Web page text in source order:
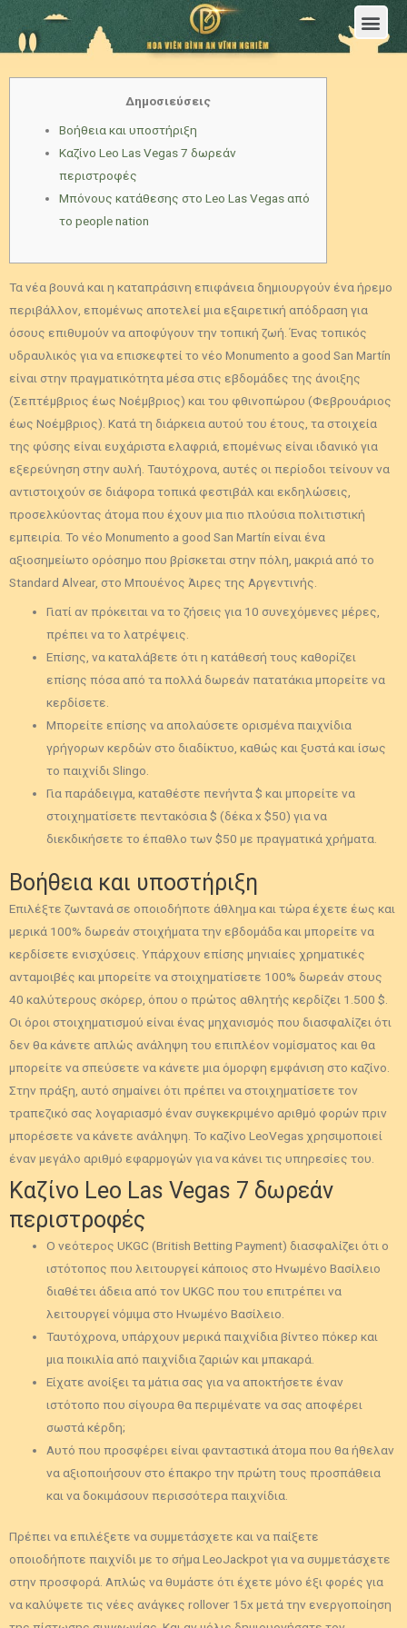
Δημοσιεύσεις
Βοήθεια και υποστήριξη
Καζίνο Leo Las Vegas 7 δωρεάν
περιστροφές
Μπόνους κατάθεσης στο Leo Las Vegas από
το people nation
Τα νέα βουνά και η καταπράσινη επιφάνεια δημιουργούν ένα ήρεμο
περιβάλλον, επομένως αποτελεί μια εξαιρετική απόδραση για
όσους επιθυμούν να αποφύγουν την τοπική ζωή.Ένας τοπικός
υδραυλικός για να επισκεφτεί το νέο Monumento a good San Martín
είναι στην πραγματικότητα μέσα στις εβδομάδες της άνοιξης
(Σεπτέμβριος έως Νοέμβριος) και του φθινοπώρου (Φεβρουάριος
έως Νοέμβριος). Κατά τη διάρκεια αυτού του έτους, τα στοιχεία
της φύσης είναι ευχάριστα ελαφριά, επομένως είναι ιδανικό για
εξερεύνηση στην αυλή. Ταυτόχρονα, αυτές οι περίοδοι τείνουν να
αντιστοιχούν σε διάφορα τοπικά φεστιβάλ και εκδηλώσεις,
προσελκύοντας άτομα που έχουν μια πιο πλούσια πολιτιστική
εμπειρία. Το νέο Monumento a good San Martín είναι ένα
αξιοσημείωτο ορόσημο που βρίσκεται στην πόλη, μακριά από το
Standard Alvear, στο Μπουένος Άιρες της Αργεντινής.
Γιατί αν πρόκειται να το ζήσεις για 10 συνεχόμενες μέρες,
πρέπει να το λατρέψεις.
Επίσης, να καταλάβετε ότι η κατάθεσή τους καθορίζει
επίσης πόσα από τα πολλά δωρεάν πατατάκια μπορείτε να
κερδίσετε.
Μπορείτε επίσης να απολαύσετε ορισμένα παιχνίδια
γρήγορων κερδών στο διαδίκτυο, καθώς και ξυστά και ίσως
το παιχνίδι Slingo.
Για παράδειγμα, καταθέστε πενήντα $ και μπορείτε να
στοιχηματίσετε πεντακόσια $ (δέκα x $50) για να
διεκδικήσετε το έπαθλο των $50 με πραγματικά χρήματα.
Βοήθεια και υποστήριξη
Επιλέξτε ζωντανά σε οποιοδήποτε άθλημα και τώρα έχετε έως και
μερικά 100% δωρεάν στοιχήματα την εβδομάδα και μπορείτε να
κερδίσετε ενισχύσεις. Υπάρχουν επίσης μηνιαίες χρηματικές
ανταμοιβές και μπορείτε να στοιχηματίσετε 100% δωρεάν στους
40 καλύτερους σκόρερ, όπου ο πρώτος αθλητής κερδίζει 1.500 $.
Οι όροι στοιχηματισμού είναι ένας μηχανισμός που διασφαλίζει ότι
δεν θα κάνετε απλώς ανάληψη του επιπλέον νομίσματος και θα
μπορείτε να σπεύσετε να κάνετε μια όμορφη εμφάνιση στο καζίνο.
Στην πράξη, αυτό σημαίνει ότι πρέπει να στοιχηματίσετε τον
τραπεζικό σας λογαριασμό έναν συγκεκριμένο αριθμό φορών πριν
μπορέσετε να κάνετε ανάληψη. Το καζίνο LeoVegas χρησιμοποιεί
έναν μεγάλο αριθμό εφαρμογών για να κάνει τις υπηρεσίες του.
Καζίνο Leo Las Vegas 7 δωρεάν
περιστροφές
Ο νεότερος UKGC (British Betting Payment) διασφαλίζει ότι ο
ιστότοπος που λειτουργεί κάποιος στο Ηνωμένο Βασίλειο
διαθέτει άδεια από τον UKGC που του επιτρέπει να
λειτουργεί νόμιμα στο Ηνωμένο Βασίλειο.
Ταυτόχρονα, υπάρχουν μερικά παιχνίδια βίντεο πόκερ και
μια ποικιλία από παιχνίδια ζαριών και μπακαρά.
Είχατε ανοίξει τα μάτια σας για να αποκτήσετε έναν
ιστότοπο που σίγουρα θα περιμένατε να σας αποφέρει
σωστά κέρδη;
Αυτό που προσφέρει είναι φανταστικά άτομα που θα ήθελαν
να αξιοποιήσουν στο έπακρο την πρώτη τους προσπάθεια
και να δοκιμάσουν περισσότερα παιχνίδια.
Πρέπει να επιλέξετε να συμμετάσχετε και να παίξετε
οποιοδήποτε παιχνίδι με το σήμα LeoJackpot για να συμμετάσχετε
στην προσφορά. Απλώς να θυμάστε ότι έχετε μόνο έξι φορές για
να καλύψετε τις νέες ανάγκες rollover 15x μετά την ενεργοποίηση